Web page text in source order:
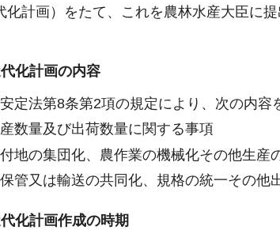
化計画）をたて、これを農林水産大臣に
化計画の内容
定法第8条第2項の規定により、次の内容
数量及び出荷数量に関する事項
地の集団化、農作業の機械化その他生産
管又は輸送の共同化、規格の統一その他
化計画作成の時期